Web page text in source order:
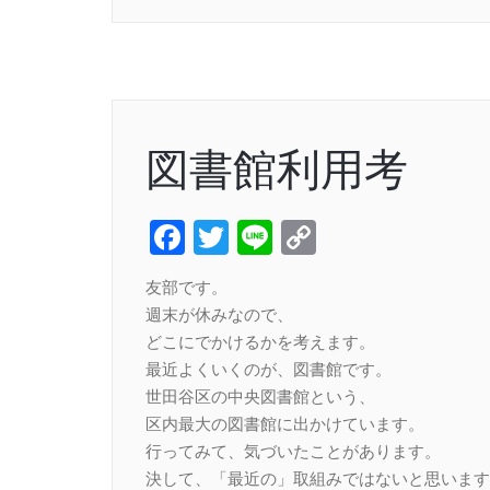
図書館利用考
Facebook
Twitter
Line
友部です。
週末が休みなので、
どこにでかけるかを考えます。
最近よくいくのが、図書館です。
世田谷区の中央図書館という、
区内最大の図書館に出かけています。
行ってみて、気づいたことがあります。
決して、「最近の」取組みではないと思いま